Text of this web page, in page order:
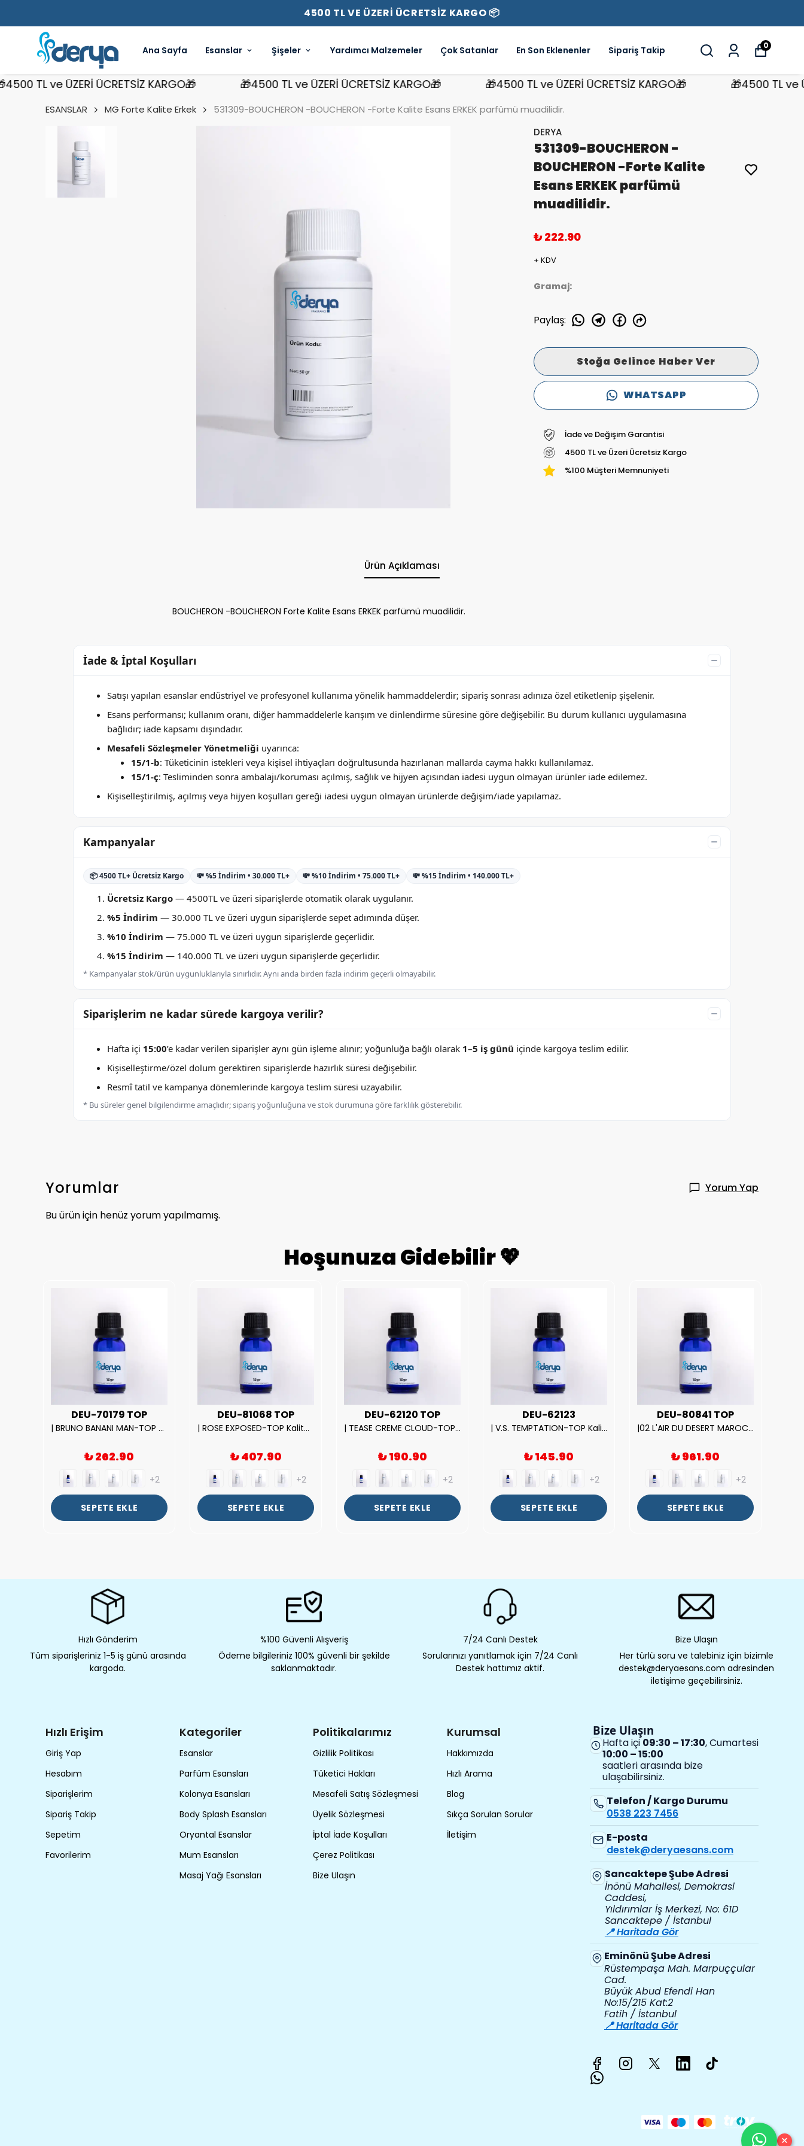
4500 TL VE ÜZERİ ÜCRETSİZ KARGO 📦
Ana Sayfa Esanslar Şişeler Yardımcı Malzemeler Çok Satanlar En Son Eklenenler Sipariş Takip 0
TL ve ÜZERİ ÜCRETSİZ KARGO🎁 🎁4500 TL ve ÜZERİ ÜCRETSİZ KARGO🎁 🎁4500 TL ve ÜZERİ ÜCRETSİZ KARGO🎁 🎁4500 TL ve
ESANSLAR MG Forte Kalite Erkek
531309-BOUCHERON -BOUCHERON -Forte Kalite Esans ERKEK parfümü muadilidir.
DERYA
531309-BOUCHERON -
BOUCHERON -Forte Kalite
Esans ERKEK parfümü
muadilidir.
₺ 222.90
+ KDV
Gramaj:
Paylaş:
Stoğa Gelince Haber Ver
WHATSAPP
İade ve Değişim Garantisi
4500 TL ve Üzeri Ücretsiz Kargo
%100 Müşteri Memnuniyeti
Ürün Açıklaması
BOUCHERON -BOUCHERON Forte Kalite Esans ERKEK parfümü muadilidir.
İade & İptal Koşulları
Satışı yapılan esanslar endüstriyel ve profesyonel kullanıma yönelik hammaddelerdir; sipariş sonrası adınıza özel etiketlenip şişelenir.
Esans performansı; kullanım oranı, diğer hammaddelerle karışım ve dinlendirme süresine göre değişebilir. Bu durum kullanıcı uygulamasına
bağlıdır; iade kapsamı dışındadır.
Mesafeli Sözleşmeler Yönetmeliği uyarınca:
15/1-b: Tüketicinin istekleri veya kişisel ihtiyaçları doğrultusunda hazırlanan mallarda cayma hakkı kullanılamaz.
15/1-ç: Tesliminden sonra ambalajı/koruması açılmış, sağlık ve hijyen açısından iadesi uygun olmayan ürünler iade edilemez.
Kişiselleştirilmiş, açılmış veya hijyen koşulları gereği iadesi uygun olmayan ürünlerde değişim/iade yapılamaz.
Kampanyalar
📦 4500 TL+ Ücretsiz Kargo 💸 %5 İndirim • 30.000 TL+ 💸 %10 İndirim • 75.000 TL+ 💸 %15 İndirim • 140.000 TL+
Ücretsiz Kargo — 4500TL ve üzeri siparişlerde otomatik olarak uygulanır.
%5 İndirim — 30.000 TL ve üzeri uygun siparişlerde sepet adımında düşer.
%10 İndirim — 75.000 TL ve üzeri uygun siparişlerde geçerlidir.
%15 İndirim — 140.000 TL ve üzeri uygun siparişlerde geçerlidir.
* Kampanyalar stok/ürün uygunluklarıyla sınırlıdır. Aynı anda birden fazla indirim geçerli olmayabilir.
Siparişlerim ne kadar sürede kargoya verilir?
Hafta içi 15:00’e kadar verilen siparişler aynı gün işleme alınır; yoğunluğa bağlı olarak 1–5 iş günü içinde kargoya teslim edilir.
Kişiselleştirme/özel dolum gerektiren siparişlerde hazırlık süresi değişebilir.
Resmî tatil ve kampanya dönemlerinde kargoya teslim süresi uzayabilir.
* Bu süreler genel bilgilendirme amaçlıdır; sipariş yoğunluğuna ve stok durumuna göre farklılık gösterebilir.
Yorumlar
Yorum Yap
Bu ürün için henüz yorum yapılmamış.
Hoşunuza Gidebilir 💖
DEU-70179 TOP
| BRUNO BANANI MAN-TOP Kalite Erkek Parfüm Esansı.|
₺ 262.90
+2
SEPETE EKLE
DEU-81068 TOP
| ROSE EXPOSED-TOP Kalite Unısex Parfüm Esansı.|
₺ 407.90
+2
SEPETE EKLE
DEU-62120 TOP
| TEASE CREME CLOUD-TOP Kalite Kadın Parfüm Esansı.|
₺ 190.90
+2
SEPETE EKLE
DEU-62123
| V.S. TEMPTATION-TOP Kalite Kadın Parfüm Esansı.|
₺ 145.90
+2
SEPETE EKLE
DEU-80841 TOP
|02 L'AIR DU DESERT MAROCAIN-TOP Kalite Unısex Parfüm Esansı.|
₺ 961.90
+2
SEPETE EKLE
Hızlı Gönderim
Tüm siparişleriniz 1-5 iş günü arasında
kargoda.
%100 Güvenli Alışveriş
Ödeme bilgileriniz 100% güvenli bir şekilde
saklanmaktadır.
7/24 Canlı Destek
Sorularınızı yanıtlamak için 7/24 Canlı
Destek hattımız aktif.
Bize Ulaşın
Her türlü soru ve talebiniz için bizimle
destek@deryaesans.com adresinden
iletişime geçebilirsiniz.
Hızlı Erişim
Giriş Yap
Hesabım
Siparişlerim
Sipariş Takip
Sepetim
Favorilerim
Kategoriler
Esanslar
Parfüm Esansları
Kolonya Esansları
Body Splash Esansları
Oryantal Esanslar
Mum Esansları
Masaj Yağı Esansları
Politikalarımız
Gizlilik Politikası
Tüketici Hakları
Mesafeli Satış Sözleşmesi
Üyelik Sözleşmesi
İptal İade Koşulları
Çerez Politikası
Bize Ulaşın
Kurumsal
Hakkımızda
Hızlı Arama
Blog
Sıkça Sorulan Sorular
İletişim
Bize Ulaşın
Hafta içi 09:30 – 17:30, Cumartesi
10:00 – 15:00
saatleri arasında bize
ulaşabilirsiniz.
Telefon / Kargo Durumu
0538 223 7456
E-posta
destek@deryaesans.com
Sancaktepe Şube Adresi
İnönü Mahallesi, Demokrasi
Caddesi,
Yıldırımlar İş Merkezi, No: 61D
Sancaktepe / İstanbul
📍 Haritada Gör
Eminönü Şube Adresi
Rüstempaşa Mah. Marpuççular
Cad.
Büyük Abud Efendi Han
No:15/215 Kat:2
Fatih / İstanbul
📍 Haritada Gör
×